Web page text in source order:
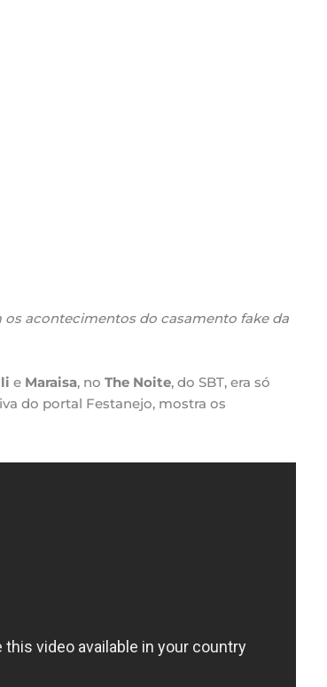
acontecimentos do casamento fake da
e Maraisa, no The Noite, do SBT, era só
do portal Festanejo, mostra os